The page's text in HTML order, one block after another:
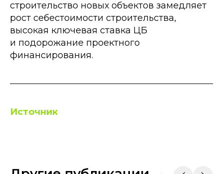
строительство новых объектов замедляет
рост себестоимости строительства,
высокая ключевая ставка ЦБ
и подорожание проектного
финансирования.
Источник